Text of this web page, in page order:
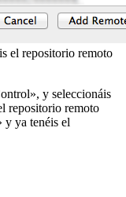
el repositorio remoto
y seleccionáis
repositorio remoto
y ya tenéis el